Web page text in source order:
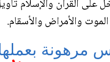
على القرآن والإسلام
والأمراض والأسقام.
مرهونة